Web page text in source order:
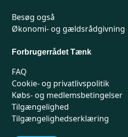
Besøg også
Økonomi- og gældsrådgivning
Forbrugerrådet Tænk
FAQ
Cookie- og privatlivspolitik
Købs- og medlemsbetingelser
Tilgængelighed
Tilgængelighedserklæring